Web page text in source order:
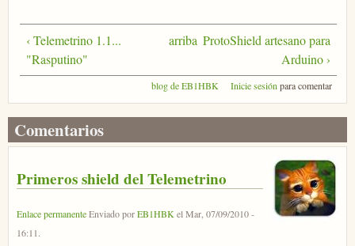
‹ Telemetrino 1.1...
"Rasputino"
arriba ProtoShield artesano para
Arduino ›
blog de EB1HBK Inicie sesión para comentar
Comentarios
Primeros shield del Telemetrino
Enlace permanenteEnviado porEB1HBK elMar, 07/09/2010 -
16:11.